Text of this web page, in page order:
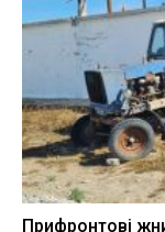
Прифронтові